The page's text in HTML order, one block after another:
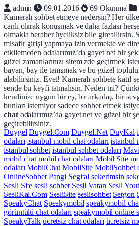
admin
09.01.2016 69 Okunma
Kameralı sohbet etmeye nedersin? Her
canlı olarak konuşmak ve daha fazlası
olmakla beraber üyeliksiz bile girebilirsin.
misafir girişi yapmaya izin vermekte ve
etkilemeden odalarımız’da gayet net bir
güzel zamanlarınızı sitemizde geçirmek
bayan, bay ile tanışmak ve bu güzel
alabilirsiniz. Evet! Kameralı sohbete katıl
sende bu keyfi tatmalısın. Neden mi?
kendinize uygun bir eş, bir arkadaş, bir
bunları istemiyor sadece sohbet etmek
chat odalarımız’da gayet net ve güzel bir
geçirebilirsiniz.
Duygel Duygel.Com Duygel.Net DuyKal
odaları istanbul mobil chat odaları istanbul
istanbul sohbet istanbul sohbet odaları
mobil chat mobil chat odaları Mobil Site
odaları MobilChat MobilSite MobilSohbet
OnlineSohbet Pangi Segital sekerimsin
Sesli Site sesli sohbet Sesli Vatan Sesli
SesliKal.Com SesliSite seslisohbet Setgon
SpeakyChat Speakymobil speakymobil
görüntülü chat odaları speakymobil online
SpeakyTalk ücretsiz chat odaları ücretsiz